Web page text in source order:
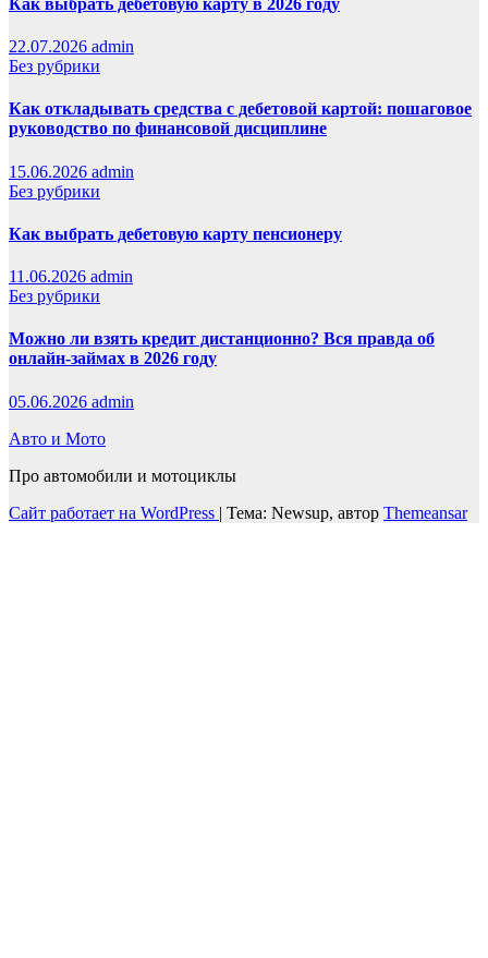
22.07.2026 admin
Без рубрики
Как откладывать средства с дебетовой картой: пошаговое
руководство по финансовой дисциплине
15.06.2026 admin
Без рубрики
Как выбрать дебетовую карту пенсионеру
11.06.2026 admin
Без рубрики
Можно ли взять кредит дистанционно? Вся правда об
онлайн-займах в 2026 году
05.06.2026 admin
Авто и Мото
Про автомобили и мотоциклы
Сайт работает на WordPress | Тема: Newsup, автор Themeansar